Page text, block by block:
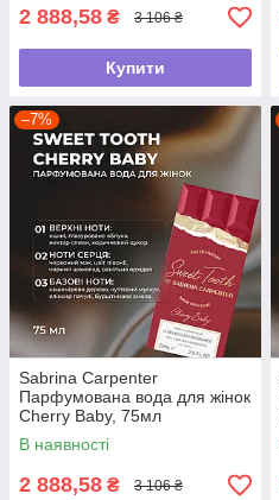
2 888,58 ₴ 3 106 ₴
Купити
–7%
Sabrina Carpenter
Парфумована вода для жінок
Cherry Baby, 75мл
В наявності
2 888,58 ₴ 3 106 ₴